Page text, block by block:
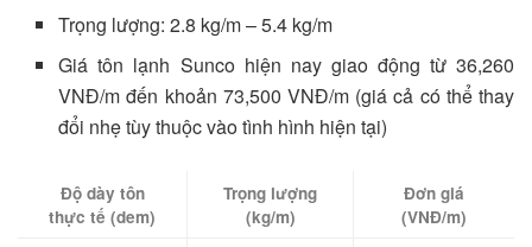
Trọng lượng: 2.8 kg/m – 5.4 kg/m
Giá tôn lạnh Sunco hiện nay giao động từ 36,260
VNĐ/m đến khoản 73,500 VNĐ/m (giá cả có thể thay
đổi nhẹ tùy thuộc vào tình hình hiện tại)
Độ dày tôn
thực tế (dem)
Trọng lượng
(kg/m)
Đơn giá
(VNĐ/m)